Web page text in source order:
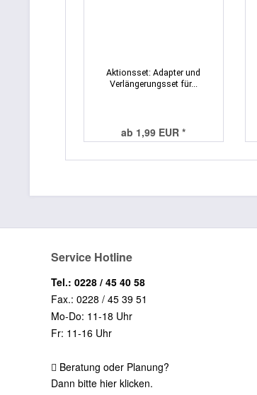
Aktionsset: Adapter und
Verlängerungsset für...
ab 1,99 EUR *
Service Hotline
Tel.: 0228 / 45 40 58
Fax.: 0228 / 45 39 51
Mo-Do: 11-18 Uhr
Fr: 11-16 Uhr
Beratung oder Planung?
Dann bitte hier klicken.